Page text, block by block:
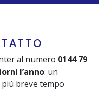
al numero 0144 79
l’anno: un
breve tempo